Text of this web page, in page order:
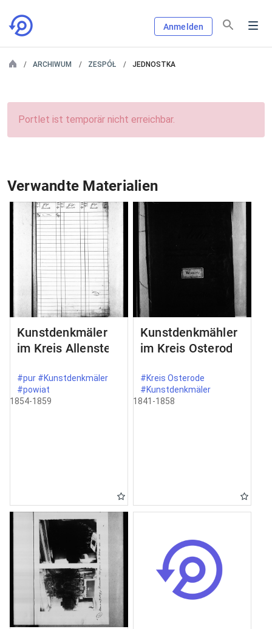
Anmelden
ARCHIWUM ZESPÓŁ JEDNOSTKA
Portlet ist temporär nicht erreichbar.
Verwandte Materialien
Kunstdenkmäler
im Kreis Allenstein
#pur #Kunstdenkmäler
#powiat
1854-1859
Kunstdenkmähler
im Kreis Osterode
#Kreis Osterode
#Kunstdenkmäler
1841-1858